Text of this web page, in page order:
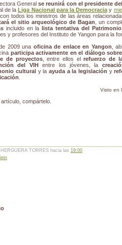
Generalse reunirá con el presidente
de laLiga Nacional para la Democracia y
con todos los ministros de las áreas
el sitio arqueológico de Bagan , un
incluido en lalista tentativa del
y profesores del Instituto de Yangon para la
2009 una oficina de enlace en Yangon ,
participa activamente en el diálogo
de proyectos, entre ellos elrefuerzo de
del VIHentre los jóvenes, la
cultural y la ayuda a la legislación y
Visto en
compártelo.
TORRES hacia las 19:00